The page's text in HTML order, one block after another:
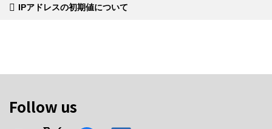
IPアドレスの初期値について
Follow us